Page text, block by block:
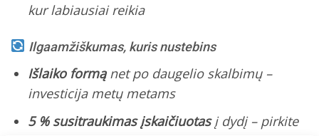
kur labiausiai reikia
Ilgaamžiškumas, kuris nustebins
Išlaiko formąnet po daugelio skalbimų –
investicija metų metams
5 % susitraukimas įskaičiuotasį dydį – pirkite